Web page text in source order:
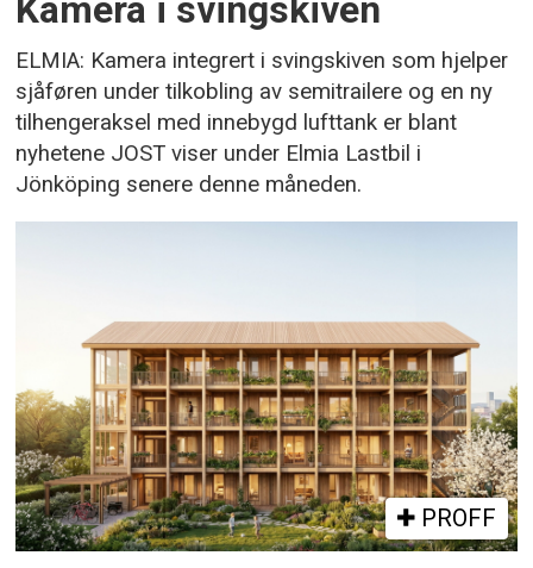
Kamera i svingskiven
ELMIA: Kamera integrert i svingskiven som hjelper
sjåføren under tilkobling av semitrailere og en ny
tilhengeraksel med innebygd lufttank er blant
nyhetene JOST viser under Elmia Lastbil i
Jönköping senere denne måneden.
PROFF